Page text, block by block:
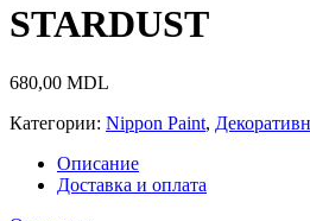
STARDUST
680,00 MDL
Категории: Nippon Paint,
Описание
Доставка и оплата